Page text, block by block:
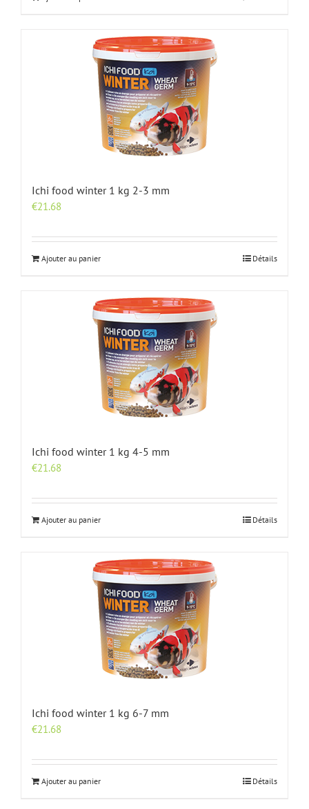
Ichi food winter 1 kg 2-3 mm
€21.68
Ajouter au panier Détails
Ichi food winter 1 kg 4-5 mm
€21.68
Ajouter au panier Détails
Ichi food winter 1 kg 6-7 mm
€21.68
Ajouter au panier Détails